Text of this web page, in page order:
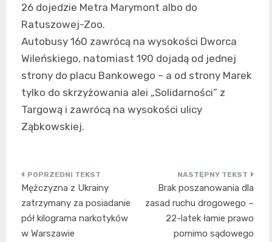
26 dojedzie Metra Marymont albo do
Ratuszowej-Zoo.
Autobusy 160 zawrócą na wysokości Dworca
Wileńskiego, natomiast 190 dojadą od jednej
strony do placu Bankowego – a od strony Marek
tylko do skrzyżowania alei „Solidarności” z
Targową i zawrócą na wysokości ulicy
Ząbkowskiej.
Nawigacja
wpisu
Mężczyzna z Ukrainy
zatrzymany za posiadanie
pół kilograma narkotyków
w Warszawie
Brak poszanowania dla
zasad ruchu drogowego –
22-latek łamie prawo
pomimo sądowego